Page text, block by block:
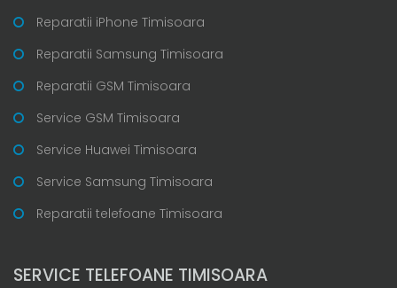
Reparatii iPhone Timisoara
Reparatii Samsung Timisoara
Reparatii GSM Timisoara
Service GSM Timisoara
Service Huawei Timisoara
Service Samsung Timisoara
Reparatii telefoane Timisoara
SERVICE TELEFOANE TIMISOARA